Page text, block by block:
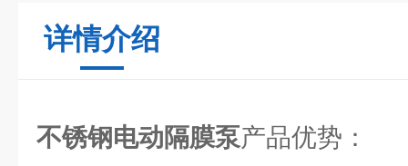
详情介绍
不锈钢电动隔膜泵产品优势：